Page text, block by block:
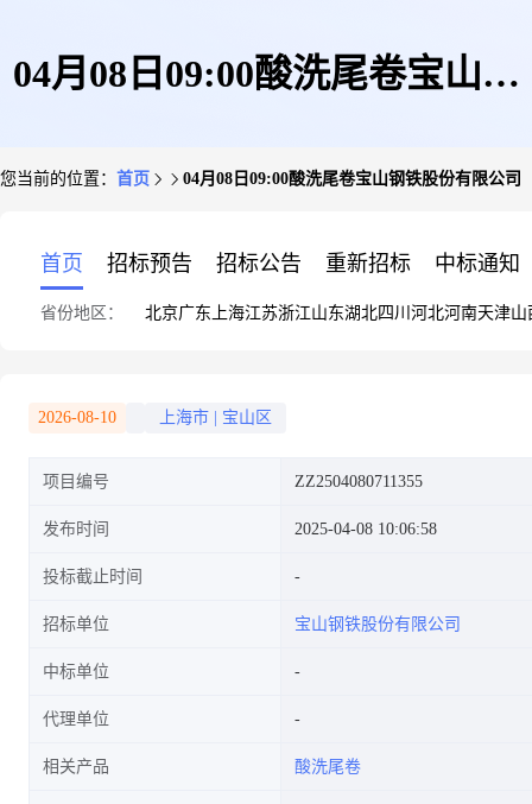
04月08日09:00酸洗尾卷宝山钢
您当前的位置： 首页 04月08日09:00酸洗尾卷宝山钢铁股份有限公司
首页 招标预告 招标公告 重新招标 中标通知
省份地区： 北京广东 上海江苏浙江山东湖北四川 河北河南天津山
2026-08-10 上海市 宝山区
项目编号 ZZ2504080711355
发布时间 2025-04-08 10:06:58
投标截止时间
招标单位 宝山钢铁股份有限公司
中标单位
代理单位
相关产品 酸洗尾卷